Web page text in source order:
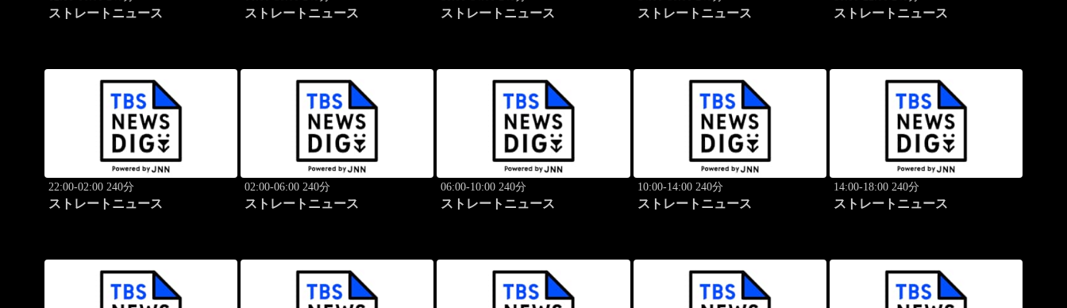
ストレートニュース ストレートニュース ストレートニュース ストレートニュース ストレートニュース
22:00-02:00 240分
ストレートニュース
02:00-06:00 240分
ストレートニュース
06:00-10:00 240分
ストレートニュース
10:00-14:00 240分
ストレートニュース
14:00-18:00 240分
ストレートニュース